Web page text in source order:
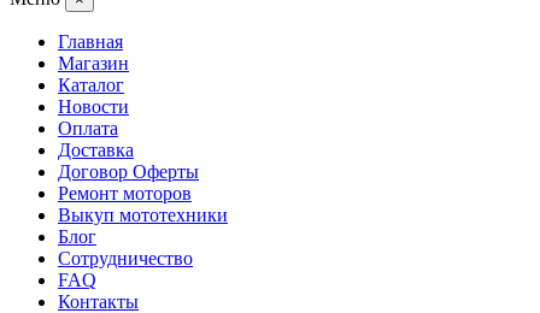
Главная
Магазин
Каталог
Новости
Оплата
Доставка
Договор Оферты
Ремонт моторов
Выкуп мототехники
Блог
Сотрудничество
FAQ
Контакты